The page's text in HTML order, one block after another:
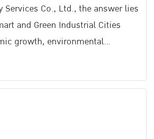
Services Co., Ltd., the answer lies
and Green Industrial Cities
growth, environmental
quality of life go hand in
industrial estates into